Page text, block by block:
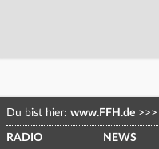
Du bist hier: www.FFH.de >>>
RADIO NEWS